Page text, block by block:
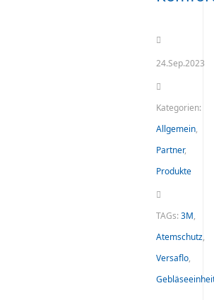
24.Sep.2023
Kategorien:
Allgemein,
Partner,
Produkte
TAGs:3M,
Atemschutz,
Versaflo,